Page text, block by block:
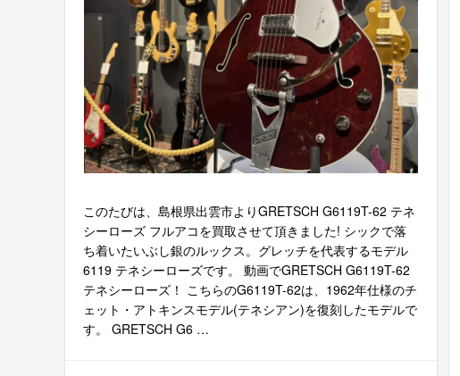
このたびは、島根県出雲市よりGRETSCH G6119T-62 テネ
シーローズ フルアコを買取させて頂きました! シックで落
ち着いたいぶし銀のルックス。グレッチを代表するモデル
6119 テネシーローズです。 動画でGRETSCH G6119T-62
テネシーローズ！ こちらのG6119T-62は、1962年仕様のチ
ェット・アトキンスモデル(テネシアン)を復刻したモデルで
す。 GRETSCH G6 …